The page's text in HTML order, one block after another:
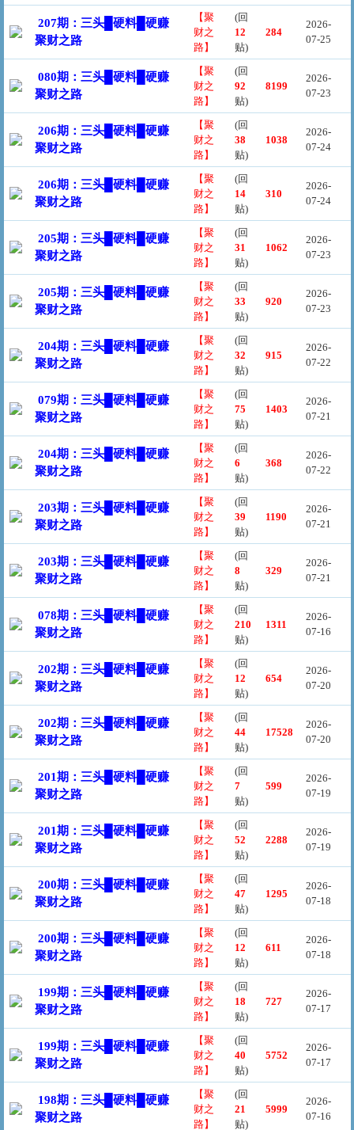
207期：三头█硬料█硬赚
聚财之路
【聚
财之
路】
(回
12
贴)
284
2026-
07-25
080期：三头█硬料█硬赚
聚财之路
【聚
财之
路】
(回
92
贴)
8199
2026-
07-23
206期：三头█硬料█硬赚
聚财之路
【聚
财之
路】
(回
38
贴)
1038
2026-
07-24
206期：三头█硬料█硬赚
聚财之路
【聚
财之
路】
(回
14
贴)
310
2026-
07-24
205期：三头█硬料█硬赚
聚财之路
【聚
财之
路】
(回
31
贴)
1062
2026-
07-23
205期：三头█硬料█硬赚
聚财之路
【聚
财之
路】
(回
33
贴)
920
2026-
07-23
204期：三头█硬料█硬赚
聚财之路
【聚
财之
路】
(回
32
贴)
915
2026-
07-22
079期：三头█硬料█硬赚
聚财之路
【聚
财之
路】
(回
75
贴)
1403
2026-
07-21
204期：三头█硬料█硬赚
聚财之路
【聚
财之
路】
(回
6
贴)
368
2026-
07-22
203期：三头█硬料█硬赚
聚财之路
【聚
财之
路】
(回
39
贴)
1190
2026-
07-21
203期：三头█硬料█硬赚
聚财之路
【聚
财之
路】
(回
8
贴)
329
2026-
07-21
078期：三头█硬料█硬赚
聚财之路
【聚
财之
路】
(回
210
贴)
1311
2026-
07-16
202期：三头█硬料█硬赚
聚财之路
【聚
财之
路】
(回
12
贴)
654
2026-
07-20
202期：三头█硬料█硬赚
聚财之路
【聚
财之
路】
(回
44
贴)
17528
2026-
07-20
201期：三头█硬料█硬赚
聚财之路
【聚
财之
路】
(回
7
贴)
599
2026-
07-19
201期：三头█硬料█硬赚
聚财之路
【聚
财之
路】
(回
52
贴)
2288
2026-
07-19
200期：三头█硬料█硬赚
聚财之路
【聚
财之
路】
(回
47
贴)
1295
2026-
07-18
200期：三头█硬料█硬赚
聚财之路
【聚
财之
路】
(回
12
贴)
611
2026-
07-18
199期：三头█硬料█硬赚
聚财之路
【聚
财之
路】
(回
18
贴)
727
2026-
07-17
199期：三头█硬料█硬赚
聚财之路
【聚
财之
路】
(回
40
贴)
5752
2026-
07-17
198期：三头█硬料█硬赚
聚财之路
【聚
财之
路】
(回
21
贴)
5999
2026-
07-16